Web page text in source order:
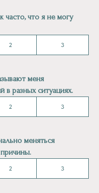
часто, что я не могу
2 3
меня
разных ситуациях.
2 3
меняться
2 3